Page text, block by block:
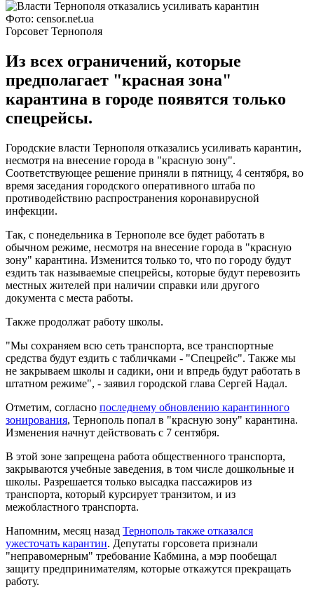
Фото: censor.net.ua
Горсовет Тернополя
Из всех ограничений, которые
предполагает "красная зона"
карантина в городе появятся только
спецрейсы.
Городские власти Тернополя отказались усиливать карантин,
несмотря на внесение города в "красную зону".
Соответствующее решение приняли в пятницу, 4 сентября, во
время заседания городского оперативного штаба по
противодействию распространения коронавирусной
инфекции.
Так, с понедельника в Тернополе все будет работать в
обычном режиме, несмотря на внесение города в "красную
зону" карантина. Изменится только то, что по городу будут
ездить так называемые спецрейсы, которые будут перевозить
местных жителей при наличии справки или другого
документа с места работы.
Также продолжат работу школы.
"Мы сохраняем всю сеть транспорта, все транспортные
средства будут ездить с табличками - "Спецрейс". Также мы
не закрываем школы и садики, они и впредь будут работать в
штатном режиме", - заявил городской глава Сергей Надал.
Отметим, согласно последнему обновлению карантинного
зонирования, Тернополь попал в "красную зону" карантина.
Изменения начнут действовать с 7 сентября.
В этой зоне запрещена работа общественного транспорта,
закрываются учебные заведения, в том числе дошкольные и
школы. Разрешается только высадка пассажиров из
транспорта, который курсирует транзитом, и из
межобластного транспорта.
Напомним, месяц назад Тернополь также отказался
ужесточать карантин. Депутаты горсовета признали
"неправомерным" требование Кабмина, а мэр пообещал
защиту предпринимателям, которые откажутся прекращать
работу.